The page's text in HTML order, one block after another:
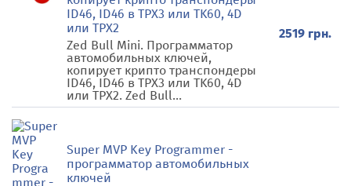
ID46, ID46 в TPX3 или TK60, 4D
или TPX2
Zed Bull Mini. Программатор
автомобильных ключей,
копирует крипто транспондеры
ID46, ID46 в TPX3 или TK60, 4D
или TPX2. Zed Bull...
2519 грн.
Super MVP Key Programmer -
программатор автомобильных
ключей